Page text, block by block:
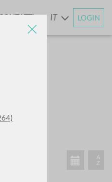
IT LOGIN